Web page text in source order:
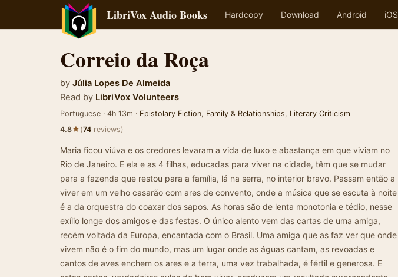
LibriVox Audio Books Hardcopy Download Android iOS
Correio da Roça
by Júlia Lopes De Almeida
Read by LibriVox Volunteers
Portuguese · 4h 13m · Epistolary Fiction, Family & Relationships, Literary Criticism
4.8★(74 reviews)
Maria ficou viúva e os credores levaram a vida de luxo e abastança em que viviam no
Rio de Janeiro. E ela e as 4 filhas, educadas para viver na cidade, têm que se mudar
para a fazenda que restou para a família, lá na serra, no interior bravo. Passam então a
viver em um velho casarão com ares de convento, onde a música que se escuta à noite
é a da orquestra do coaxar dos sapos. As horas são de lenta monotonia e tédio, nesse
exílio longe dos amigos e das festas. O único alento vem das cartas de uma amiga,
recém voltada da Europa, encantada com o Brasil. Uma amiga que as faz ver que onde
vivem não é o fim do mundo, mas um lugar onde as águas cantam, as revoadas e
cantos de aves enchem os ares e a terra, uma vez trabalhada, é fértil e generosa. E